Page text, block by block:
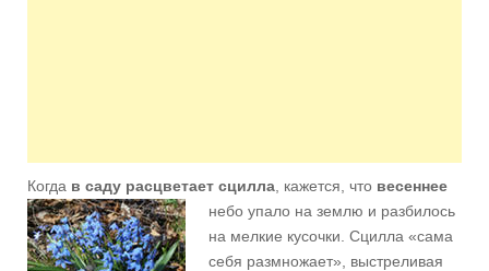
Когда в саду расцветает сцилла , кажется, что весеннее
небо упало на землю и разбилось
на мелкие кусочки. Сцилла «сама
себя размножает», выстреливая